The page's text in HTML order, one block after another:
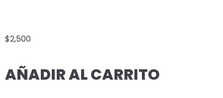
$2,500
AÑADIR AL CARRITO